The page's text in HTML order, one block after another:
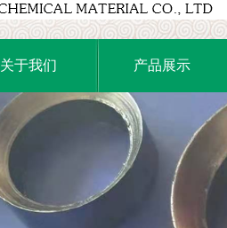
关于我们 产品展示